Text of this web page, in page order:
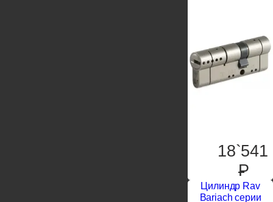
18`541
P
Цилиндр Rav
Bariach серии